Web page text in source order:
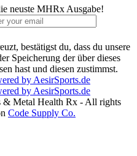
neuste MHRx Ausgabe!
bestätigst du, dass du unsere
Speicherung der über dieses
hast und diesen zustimmst.
& Metal Health Rx - All rights
Code Supply Co.